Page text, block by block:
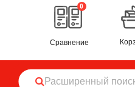
0
Сравнение